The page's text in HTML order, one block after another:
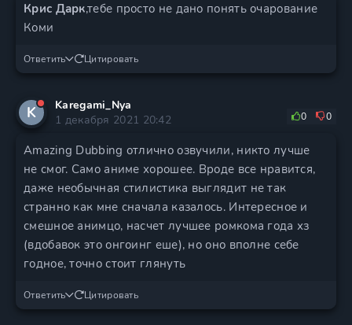
Крис Дарк,тебе просто не дано понять очарование
Коми
Ответить Цитировать
K
Karegami_Nya
1 декабря 2021 20:42
0 0
Amazing Dubbing отлично озвучили, никто лучше
не смог. Само аниме хорошее. Вроде все нравится,
даже необычная стилистика выглядит не так
странно как мне сначала казалось. Интересное и
смешное анимцо, насчет лучшее ромкома года хз
(вдобавок это онгоинг еше), но оно вполне себе
годное, точно стоит глянуть
Ответить Цитировать